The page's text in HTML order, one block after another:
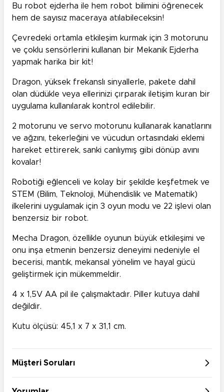
Bu robot ejderha ile hem robot bilimini öğrenecek
hem de sayısız maceraya atılabileceksin!
Çevredeki ortamla etkileşim kurmak için 3 motorunu
ve çoklu sensörlerini kullanan bir Mekanik Ejderha
yapmak harika bir kit!
Dragon, yüksek frekanslı sinyallerle, pakete dahil
olan düdükle veya ellerinizi çırparak iletişim kuran bir
uygulama kullanılarak kontrol edilebilir.
2 motorunu ve servo motorunu kullanarak kanatlarını
ve ağzını, tekerleğini ve vücudun ortasındaki eklemi
hareket ettirerek, sanki canlıymış gibi dönüp avını
kovalar!
Robotiği eğlenceli ve kolay bir şekilde keşfetmek ve
STEM (Bilim, Teknoloji, Mühendislik ve Matematik)
ilkelerini uygulamak için 3 oyun modu ve 22 işlevi olan
benzersiz bir robot.
Mecha Dragon, özellikle oyunun büyük etkileşimi ve
onu inşa etmenin benzersiz deneyimi nedeniyle el
becerisi, mantık, mekansal yönelim ve hayal gücü
geliştirmek için mükemmeldir.
4 x 1,5V AA pil ile çalışmaktadır. Piller kutuya dahil
değildir.
Kutu ölçüsü: 45,1 x 7 x 31,1 cm.
Müşteri Soruları